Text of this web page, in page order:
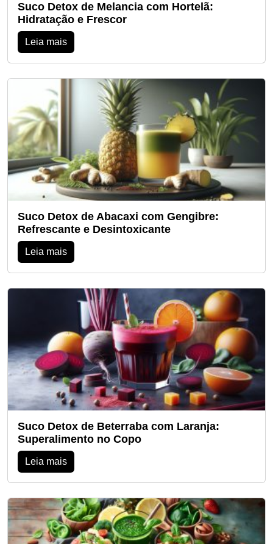
Suco Detox de Melancia com Hortelã:
Hidratação e Frescor
Leia mais
Suco Detox de Abacaxi com Gengibre:
Refrescante e Desintoxicante
Leia mais
Suco Detox de Beterraba com Laranja:
Superalimento no Copo
Leia mais